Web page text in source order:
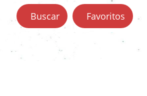
Buscar Favoritos